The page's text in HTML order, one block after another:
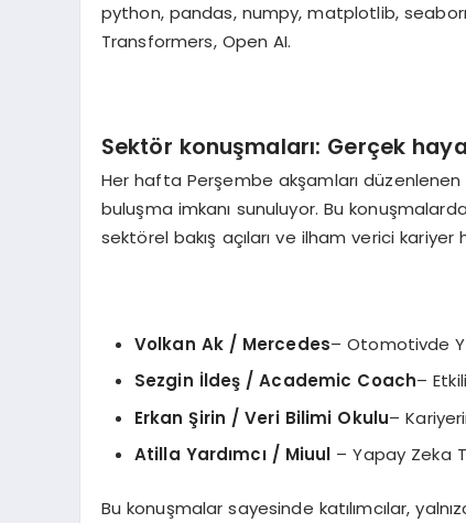
python, pandas, numpy, matplotlib,
Transformers, Open AI.
Sektör konuşmaları: Gerçek
Her hafta Perşembe akşamları
buluşma imkanı sunuluyor. Bu
sektörel bakış açıları ve ilham verici kariyer
Volkan Ak / Mercedes– Otomotivde
Sezgin İldeş / Academic Coach–
ErkanŞirin / Veri Bilimi Okulu–
Atilla Yardımcı / Miuul – Yapay Zeka
Bu konuşmalar sayesinde katılımcılar,